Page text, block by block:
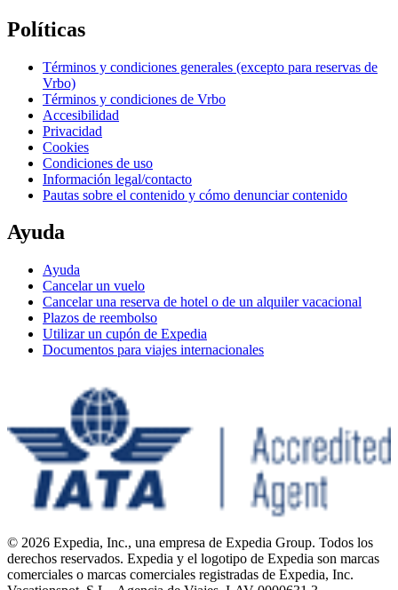
Políticas
Términos y condiciones generales (excepto para reservas de
Vrbo)
Términos y condiciones de Vrbo
Accesibilidad
Privacidad
Cookies
Condiciones de uso
Información legal/contacto
Pautas sobre el contenido y cómo denunciar contenido
Ayuda
Ayuda
Cancelar un vuelo
Cancelar una reserva de hotel o de un alquiler vacacional
Plazos de reembolso
Utilizar un cupón de Expedia
Documentos para viajes internacionales
© 2026 Expedia, Inc., una empresa de Expedia Group. Todos los
derechos reservados. Expedia y el logotipo de Expedia son marcas
comerciales o marcas comerciales registradas de Expedia, Inc.